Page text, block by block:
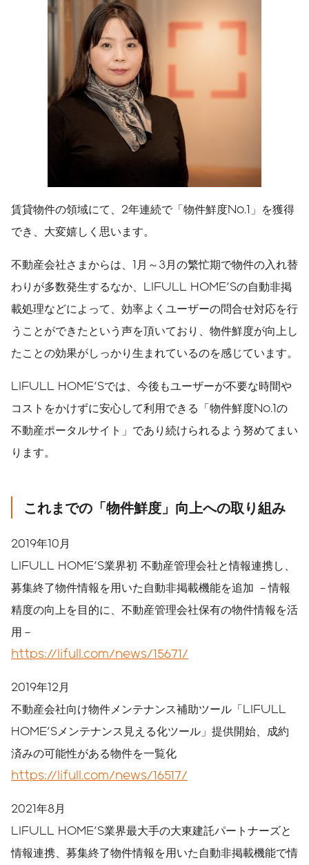
賃貸物件の領域にて、2年連続で「物件鮮度No.1」を獲得
でき、大変嬉しく思います。
不動産会社さまからは、1月～3月の繁忙期で物件の入れ替
わりが多数発生するなか、LIFULL HOME'Sの自動非掲
載処理などによって、効率よくユーザーの問合せ対応を行
うことができたという声を頂いており、物件鮮度が向上し
たことの効果がしっかり生まれているのを感じています。
LIFULL HOME'Sでは、今後もユーザーが不要な時間や
コストをかけずに安心して利用できる「物件鮮度No.1の
不動産ポータルサイト」であり続けられるよう努めてまい
ります。
これまでの「物件鮮度」向上への取り組み
2019年10月
LIFULL HOME'S業界初 不動産管理会社と情報連携し、
募集終了物件情報を用いた自動非掲載機能を追加 －情報
精度の向上を目的に、不動産管理会社保有の物件情報を活
用－
https://lifull.com/news/15671/
2019年12月
不動産会社向け物件メンテナンス補助ツール「LIFULL
HOME'Sメンテナンス見える化ツール」提供開始、成約
済みの可能性がある物件を一覧化
https://lifull.com/news/16517/
2021年8月
LIFULL HOME'S業界最大手の大東建託パートナーズと
情報連携、募集終了物件情報を用いた自動非掲載機能で情